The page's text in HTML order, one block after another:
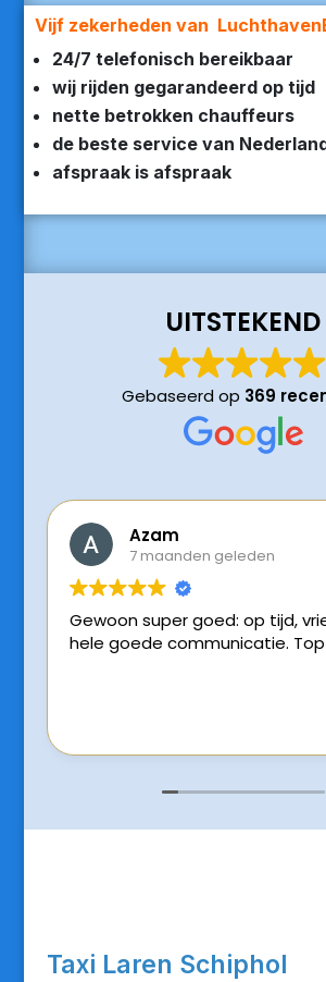
Vijf zekerheden van
24/7 telefonisch bereikbaar
wij rijden gegarandeerd op tijd
nette betrokken chauffeurs
de beste service van
afspraak is afspraak
UITSTEKEND
Gebaseerd op 369
Azam
7 maanden geleden
super goed: op tijd, vriendelijk,
goede communicatie. Top!
Taxi Laren Schiphol